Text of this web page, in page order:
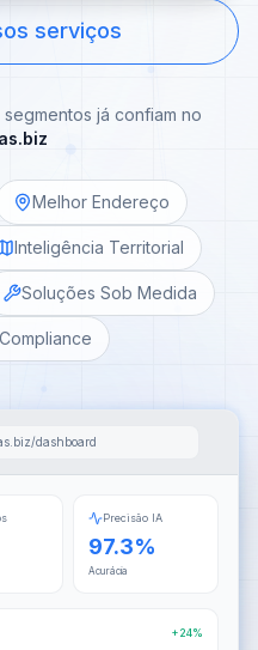
serviços
já confiam no
Melhor Endereço
Inteligência Territorial
Soluções Sob Medida
dashboard
Precisão IA
97.3%
Acurácia
+24%